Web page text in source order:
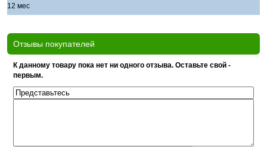
12 мес
Отзывы покупателей
К данному товару пока нет ни одного отзыва. Оставьте свой -
первым.